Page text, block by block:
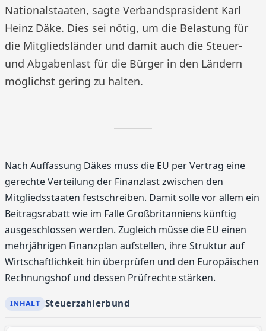
Nationalstaaten, sagte Verbandspräsident Karl
Heinz Däke. Dies sei nötig, um die Belastung für
die Mitgliedsländer und damit auch die Steuer-
und Abgabenlast für die Bürger in den Ländern
möglichst gering zu halten.
Nach Auffassung Däkes muss die EU per Vertrag eine
gerechte Verteilung der Finanzlast zwischen den
Mitgliedsstaaten festschreiben. Damit solle vor allem ein
Beitragsrabatt wie im Falle Großbritanniens künftig
ausgeschlossen werden. Zugleich müsse die EU einen
mehrjährigen Finanzplan aufstellen, ihre Struktur auf
Wirtschaftlichkeit hin überprüfen und den Europäischen
Rechnungshof und dessen Prüfrechte stärken.
Steuerzahlerbund